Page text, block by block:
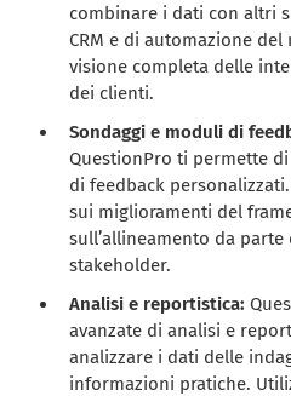
combinare i dati con altri
CRM e di automazione
visione completa delle
dei clienti.
Sondaggi e moduli di
QuestionPro ti permette
di feedback
sui miglioramenti del
sull’allineamento da
stakeholder.
Analisi e reportistica:
avanzate di analisi e
analizzare i dati delle
informazioni pratiche.